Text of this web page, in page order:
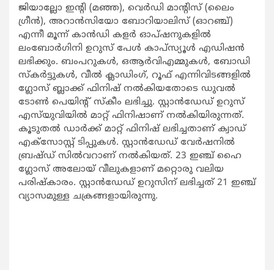
ജിയാല്ലോ ഇന്റി (മഞ്ഞ), വെര്‍ഡി മാന്റിസ് (ലൈം
ഗ്രീന്‍), അറാന്‍സിയോ ബോറിയാലിസ് (ഓറഞ്ച്)
എന്നീ മൂന്ന് കാന്‍ഡി കളര്‍ ഓപ്ഷനുകളില്‍
ലംബോര്‍ഗിനി ഉറുസ് പേള്‍ കാപ്‌സ്യൂള്‍ എഡിഷന്‍
ലഭിക്കും. ബംപറുകള്‍, ഒആര്‍വിഎമ്മുകള്‍, ബോഡി
സ്‌കര്‍ട്ടുകള്‍, വീല്‍ ക്ലാഡിംഗ്, റൂഫ് എന്നിവിടങ്ങളില്‍
ഗ്ലോസ് ബ്ലാക്ക് ഫിനിഷ് നല്‍കിയതോടെ ഡുവല്‍
ടോണ്‍ പെയിന്റ് സ്‌കീം ലഭിച്ചു. സ്റ്റാന്‍ഡേഡ് ഉറുസ്
എസ്‌യുവിയില്‍ മാറ്റ് ഫിനിഷാണ് നല്‍കിയിരുന്നത്.
കൂടുതല്‍ ഡാര്‍ക്ക് മാറ്റ് ഫിനിഷ് ലഭിച്ചതാണ് ക്വാഡ്
എക്‌സോസ്റ്റ് ടിപ്പുകള്‍. സ്റ്റാന്‍ഡേഡ് വേര്‍ഷനില്‍
ബ്രഷ്ഡ് സില്‍വറാണ് നല്‍കിയത്. 23 ഇഞ്ച് ഹൈ
ഗ്ലോസ് അലോയ് വീലുകളാണ് മറ്റൊരു വലിയ
പരിഷ്‌കാരം. സ്റ്റാന്‍ഡേഡ് ഉറുസിന് ലഭിച്ചത് 21 ഇഞ്ച്
വ്യാസമുള്ള ചക്രങ്ങളായിരുന്നു.